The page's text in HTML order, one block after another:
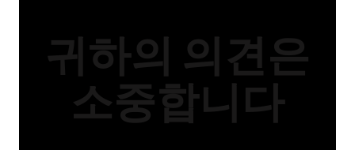
귀하의 문의사항은 당사 상품과 서비스 개선에 큰
도움이 됩니다. 아래 연락처를 통해 언제든지 문의
해주시기 바랍니다.
귀하의 의견은
소중합니다